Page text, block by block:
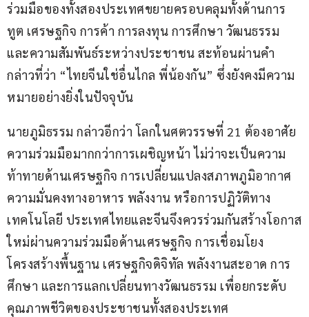
ร่วมมือของทั้งสองประเทศขยายครอบคลุมทั้งด้านการ
ทูต เศรษฐกิจ การค้า การลงทุน การศึกษา วัฒนธรรม
และความสัมพันธ์ระหว่างประชาชน สะท้อนผ่านคำ
กล่าวที่ว่า “ไทยจีนใช่อื่นไกล พี่น้องกัน” ซึ่งยังคงมีความ
หมายอย่างยิ่งในปัจจุบัน
นายภูมิธรรม กล่าวอีกว่า โลกในศตวรรษที่ 21 ต้องอาศัย
ความร่วมมือมากกว่าการเผชิญหน้า ไม่ว่าจะเป็นความ
ท้าทายด้านเศรษฐกิจ การเปลี่ยนแปลงสภาพภูมิอากาศ
ความมั่นคงทางอาหาร พลังงาน หรือการปฏิวัติทาง
เทคโนโลยี ประเทศไทยและจีนจึงควรร่วมกันสร้างโอกาส
ใหม่ผ่านความร่วมมือด้านเศรษฐกิจ การเชื่อมโยง
โครงสร้างพื้นฐาน เศรษฐกิจดิจิทัล พลังงานสะอาด การ
ศึกษา และการแลกเปลี่ยนทางวัฒนธรรม เพื่อยกระดับ
คุณภาพชีวิตของประชาชนทั้งสองประเทศ